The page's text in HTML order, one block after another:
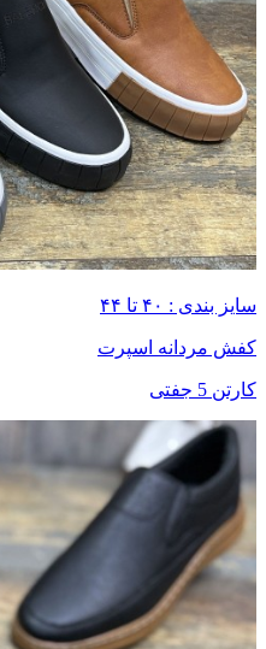
سایز بندی : ۴۰ تا ۴۴
کفش مردانه اسپرت
کارتن 5 جفتی